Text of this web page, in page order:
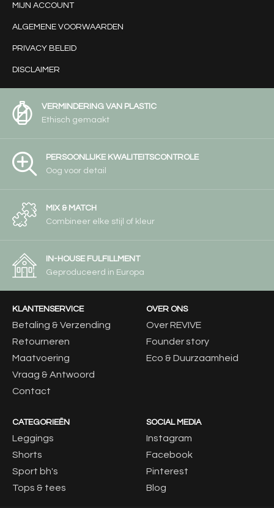
MIJN ACCOUNT
ALGEMENE VOORWAARDEN
PRIVACY BELEID
DISCLAIMER
VERMINDERING VAN PLASTIC
Ethisch gemaakt
PERSOONLIJKE KWALITEITSCONTROLE
Oog voor detail
MIX & MATCH
Combineer elke stijl of kleur
IN-HOUSE FULFILLMENT
Geproduceerd in Europa
KLANTENSERVICE
Betaling & Verzending
Retourneren
Maatvoering
Vraag & Antwoord
Contact
OVER ONS
Over REVIVE
Founder story
Eco & Duurzaamheid
CATEGORIEËN
Leggings
Shorts
Sport bh's
Tops & tees
SOCIAL MEDIA
Instagram
Facebook
Pinterest
Blog